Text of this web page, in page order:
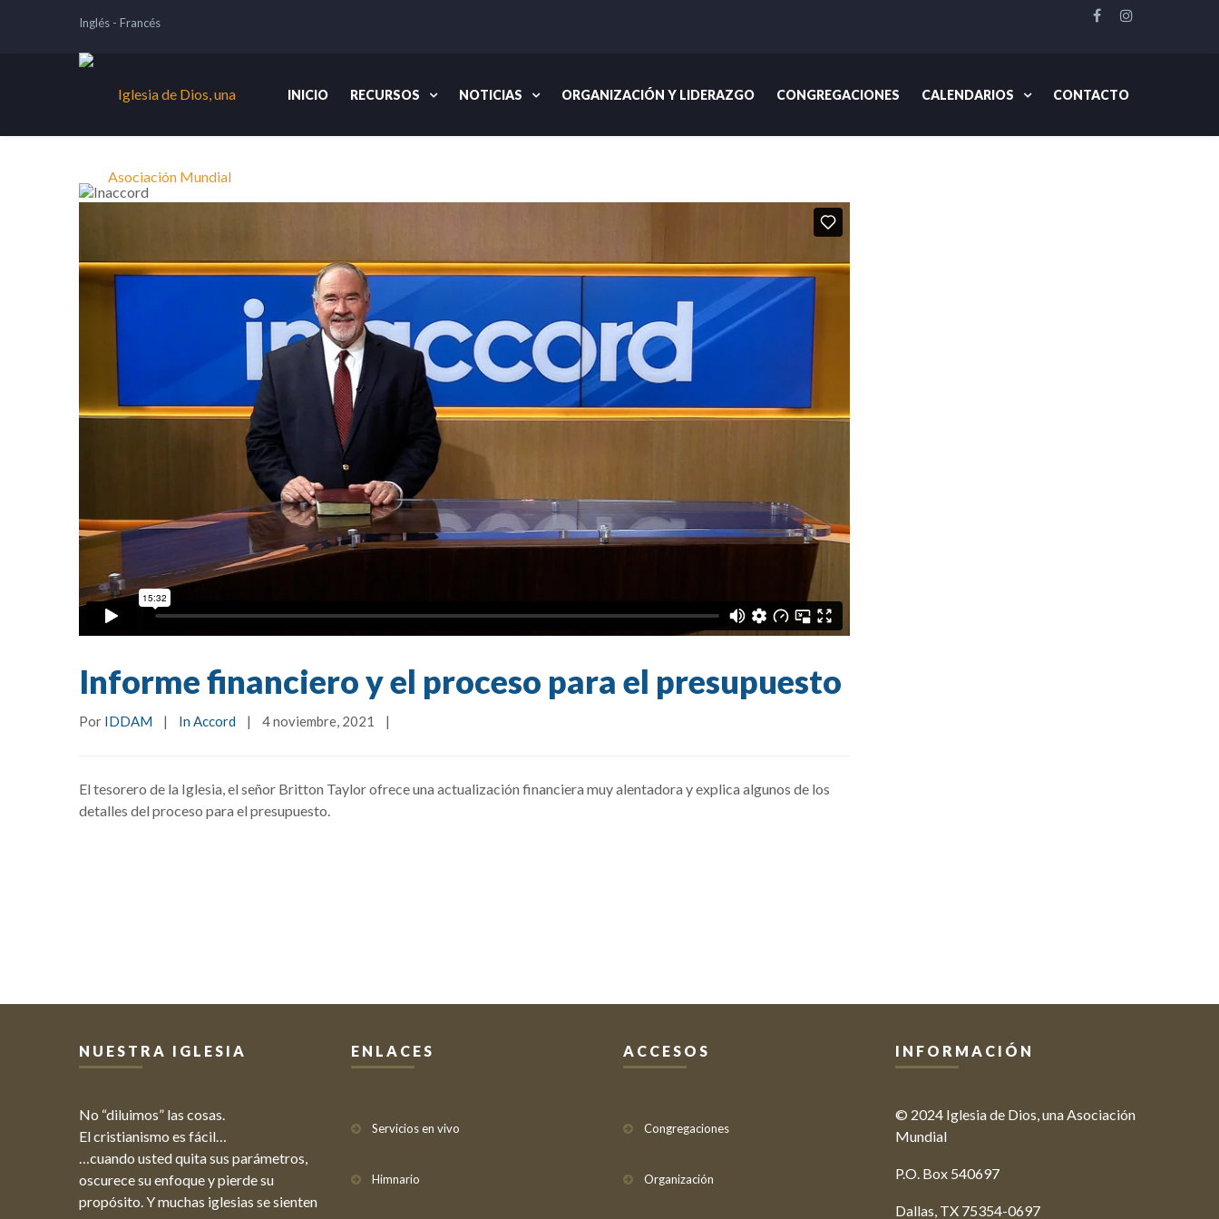
Inglés - Francés
INICIO RECURSOS NOTICIAS ORGANIZACIÓN Y LIDERAZGO CONGREGACIONES CALENDARIOS CONTACTO
Inicio Noticias In Accord Informe financiero y el proceso para el presupuesto
Informe financiero y el proceso para el presupuesto
Por IDDAM | In Accord | 4 noviembre, 2021 |
El tesorero de la Iglesia, el señor Britton Taylor ofrece una actualización financiera muy alentadora y explica algunos de los
detalles del proceso para el presupuesto.
NUESTRA IGLESIA
No “diluimos” las cosas.
El cristianismo es fácil…
…cuando usted quita sus parámetros,
oscurece su enfoque y pierde su
propósito. Y muchas iglesias se sienten
ENLACES
Servicios en vivo
Himnario
ACCESOS
Congregaciones
Organización
INFORMACIÓN
© 2024 Iglesia de Dios, una Asociación
Mundial
P.O. Box 540697
Dallas, TX 75354-0697